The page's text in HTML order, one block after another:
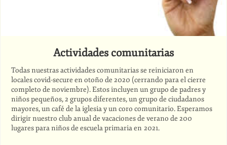
Actividades comunitarias
Todas nuestras actividades comunitarias se reiniciaron en
locales covid-secure en otoño de 2020 (cerrando para el cierre
completo de noviembre). Estos incluyen un grupo de padres y
niños pequeños, 2 grupos diferentes, un grupo de ciudadanos
mayores, un café de la iglesia y un coro comunitario. Esperamos
dirigir nuestro club anual de vacaciones de verano de 200
lugares para niños de escuela primaria en 2021.